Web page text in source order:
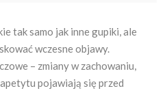
tak samo jak inne gupiki, ale
wczesne objawy.
– zmiany w zachowaniu,
pojawiają się przed